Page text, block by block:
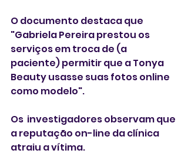
O documento destaca que
"Gabriela Pereira prestou os
serviços em troca de (a
paciente) permitir que a Tonya
Beauty usasse suas fotos online
como modelo".
Os  investigadores observam que
a reputação on-line da clínica
atraiu a vítima.